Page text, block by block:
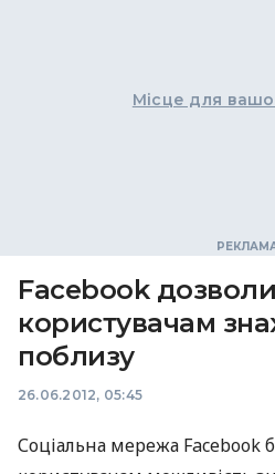
Місце для
Facebook
користувачам
поблизу
26.06.2012, 05:45
Соціальна мережа Facebook